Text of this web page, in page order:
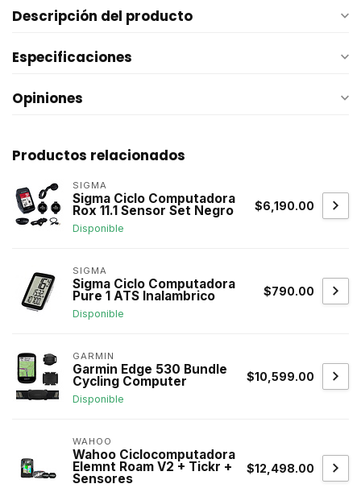
Descripción del producto
Especificaciones
Opiniones
Productos relacionados
SIGMA
Sigma Ciclo Computadora
Rox 11.1 Sensor Set Negro
Disponible
$6,190.00
SIGMA
Sigma Ciclo Computadora
Pure 1 ATS Inalambrico
Disponible
$790.00
GARMIN
Garmin Edge 530 Bundle
Cycling Computer
Disponible
$10,599.00
WAHOO
Wahoo Ciclocomputadora
Elemnt Roam V2 + Tickr +
Sensores
$12,498.00